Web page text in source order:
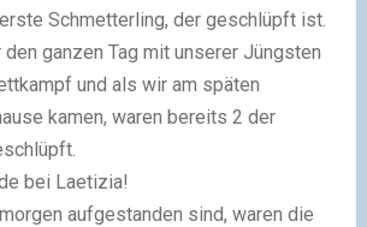
Schmetterling, der geschlüpft ist.
ganzen Tag mit unserer Jüngsten
und als wir am späten
kamen, waren bereits 2 der
bei Laetizia!
aufgestanden sind, waren die